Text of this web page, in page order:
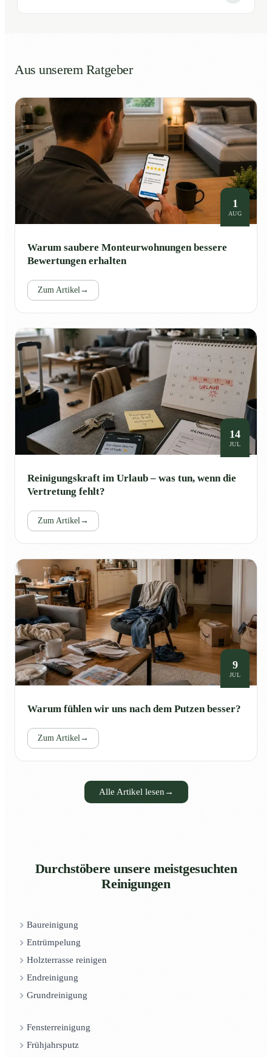
Aus unserem Ratgeber
1
AUG
Warum saubere Monteurwohnungen bessere
Bewertungen erhalten
Zum Artikel→
14
JUL
Reinigungskraft im Urlaub – was tun, wenn die
Vertretung fehlt?
Zum Artikel→
9
JUL
Warum fühlen wir uns nach dem Putzen besser?
Zum Artikel→
Alle Artikel lesen →
Durchstöbere unsere meistgesuchten
Reinigungen
Baureinigung
Entrümpelung
Holzterrasse reinigen
Endreinigung
Grundreinigung
Fensterreinigung
Frühjahrsputz